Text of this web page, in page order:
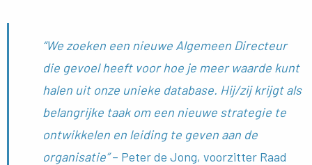
“We zoeken een nieuwe Algemeen Directeur
die gevoel heeft voor hoe je meer waarde kunt
halen uit onze unieke database. Hij/zij krijgt als
belangrijke taak om een nieuwe strategie te
ontwikkelen en leiding te geven aan de
organisatie”– Peter de Jong, voorzitter Raad